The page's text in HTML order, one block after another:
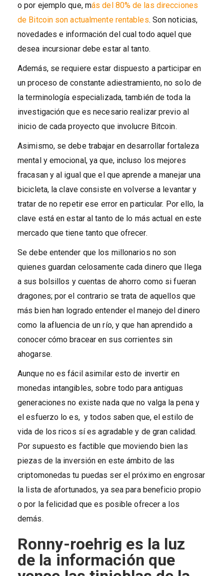
o por ejemplo que, más del 80% de las direcciones
de Bitcoin son actualmente rentables. Son noticias,
novedades e información del cual todo aquel que
desea incursionar debe estar al tanto.
Además, se requiere estar dispuesto a participar en
un proceso de constante adiestramiento, no solo de
la terminología especializada, también de toda la
investigación que es necesario realizar previo al
inicio de cada proyecto que involucre Bitcoin.
Asimismo, se debe trabajar en desarrollar fortaleza
mental y emocional, ya que, incluso los mejores
fracasan y al igual que el que aprende a manejar una
bicicleta, la clave consiste en volverse a levantar y
tratar de no repetir ese error en particular. Por ello, la
clave está en estar al tanto de lo más actual en este
mercado que tiene tanto que ofrecer.
Se debe entender que los millonarios no son
quienes guardan celosamente cada dinero que llega
a sus bolsillos y cuentas de ahorro como si fueran
dragones; por el contrario se trata de aquellos que
más bien han logrado entender el manejo del dinero
como la afluencia de un río, y que han aprendido a
conocer cómo bracear en sus corrientes sin
ahogarse.
Aunque no es fácil asimilar esto de invertir en
monedas intangibles, sobre todo para antiguas
generaciones no existe nada que no valga la pena y
el esfuerzo lo es, y todos saben que, el estilo de
vida de los ricos sí es agradable y de gran calidad.
Por supuesto es factible que moviendo bien las
piezas de la inversión en este ámbito de las
criptomonedas tu puedas ser el próximo en engrosar
la lista de afortunados, ya sea para beneficio propio
o por la felicidad que es posible ofrecer a los
demás.
Ronny-roehrig es la luz
de la información que